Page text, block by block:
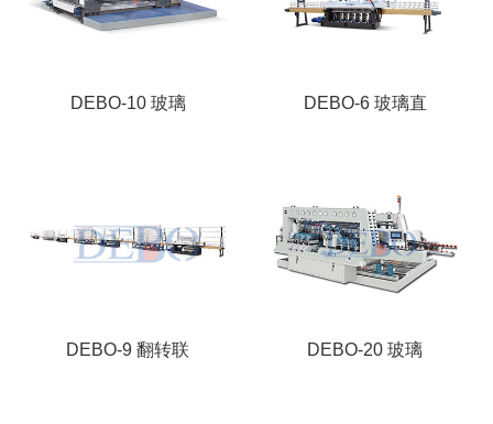
DEBO-10 玻璃 DEBO-6 玻璃直
DEBO-9 翻转联 DEBO-20 玻璃